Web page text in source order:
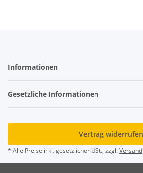
Informationen
Gesetzliche Informationen
Vertrag widerrufen
* Alle Preise inkl. gesetzlicher USt., zzgl.Versand